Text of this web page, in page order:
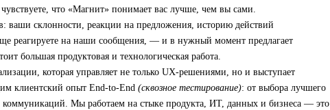
что «Магнит» понимает вас лучше, чем вы сами.
ваши склонности, реакции на предложения, историю действий
реагируете на наши сообщения, — и в нужный момент предлагает
большая продуктовая и технологическая работа.
которая управляет не только UX-решениями, но и выступает
клиентский опыт End-to-End (сквозное тестирование): от выбора лучшего
коммуникаций. Мы работаем на стыке продукта, ИТ, данных и бизнеса — это